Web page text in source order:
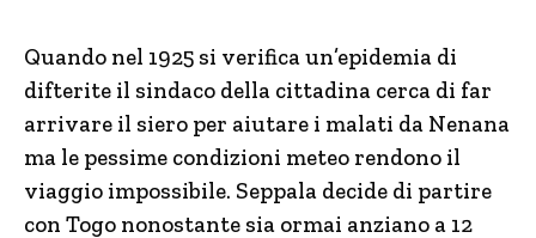
Quando nel 1925 si verifica un’epidemia di
difterite il sindaco della cittadina cerca di far
arrivare il siero per aiutare i malati da Nenana
ma le pessime condizioni meteo rendono il
viaggio impossibile. Seppala decide di partire
con Togo nonostante sia ormai anziano a 12